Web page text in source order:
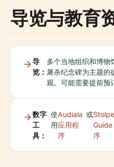
导览与教育
导
览：
多个当地组织和博物
屠杀纪念碑为主题的
观。可能需要提前预
数字
工
具：
使
用
Audiala
应用程
序
或
Guide
序